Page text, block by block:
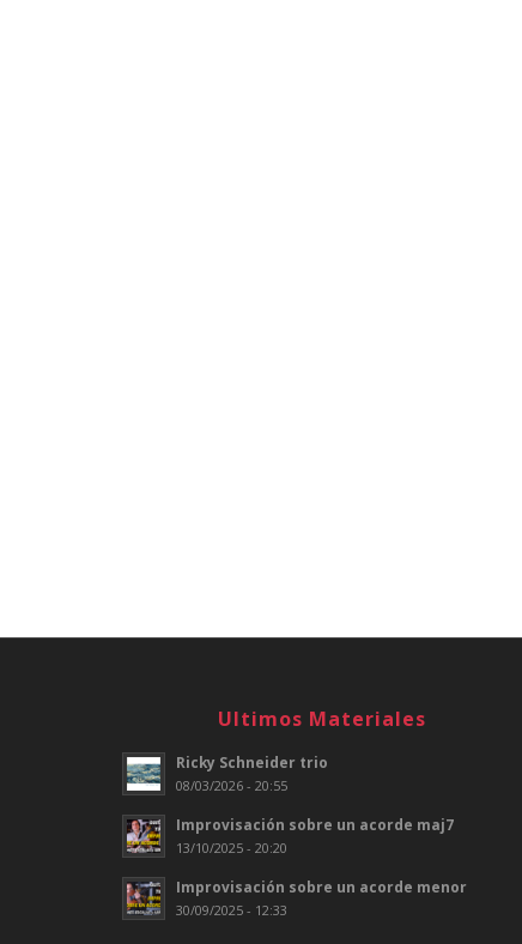
Ultimos Materiales
Ricky Schneider trio
08/03/2026 - 20:55
Improvisación sobre un acorde maj7
13/10/2025 - 20:20
Improvisación sobre un acorde menor
30/09/2025 - 12:33